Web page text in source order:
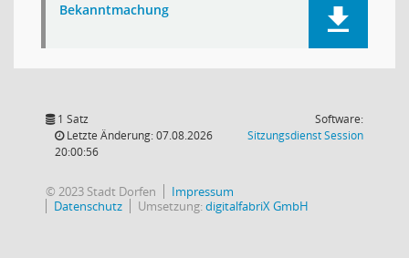
Bekanntmachung
1 Satz
Letzte Änderung: 07.08.2026
20:00:56
Software:
SitzungsdienstSession(Wird in
© 2023 Stadt Dorfen
Impressum
Datenschutz
Umsetzung:digitalfabriX GmbH